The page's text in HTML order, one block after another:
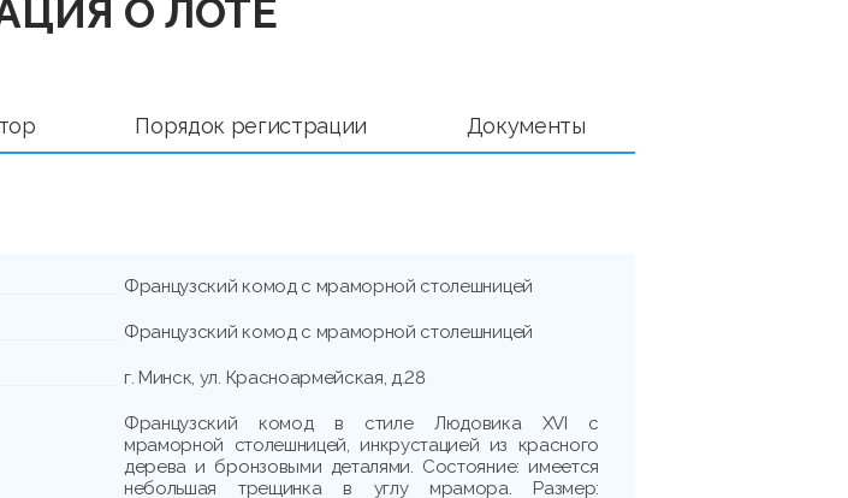
О ЛОТЕ
Порядок регистрации Документы
Французский комод с мраморной столешницей
Французский комод с мраморной столешницей
г. Минск, ул. Красноармейская, д.28
Французский комод в стиле Людовика XVI с
мраморной столешницей, инкрустацией из красного
дерева и бронзовыми деталями. Состояние: имеется
небольшая трещинка в углу мрамора. Размер: